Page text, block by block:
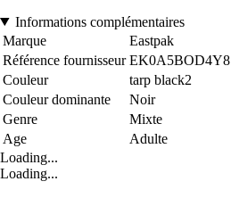
Informations complémentaires
Marque
Eastpak
Référence fournisseur EK0A5BOD4Y8
Couleur
tarp black2
Couleur dominante
Noir
Genre
Mixte
Age
Adulte
Loading...
Loading...